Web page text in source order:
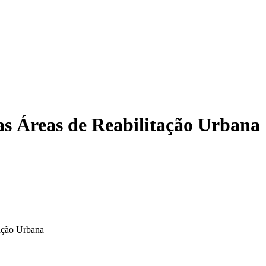
Áreas de Reabilitação Urbana
Urbana